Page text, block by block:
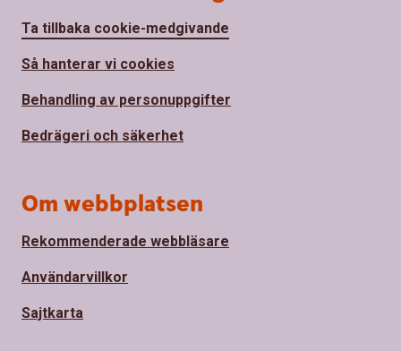
Ta tillbaka cookie-medgivande
Så hanterar vi cookies
Behandling av personuppgifter
Bedrägeri och säkerhet
Om webbplatsen
Rekommenderade webbläsare
Användarvillkor
Sajtkarta